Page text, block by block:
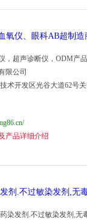
氧仪、眼科AB超制造
，超声诊断仪，ODM产
限公司
术开发区光谷大道62号
产品详细介绍
染发剂.不过敏染发剂,无